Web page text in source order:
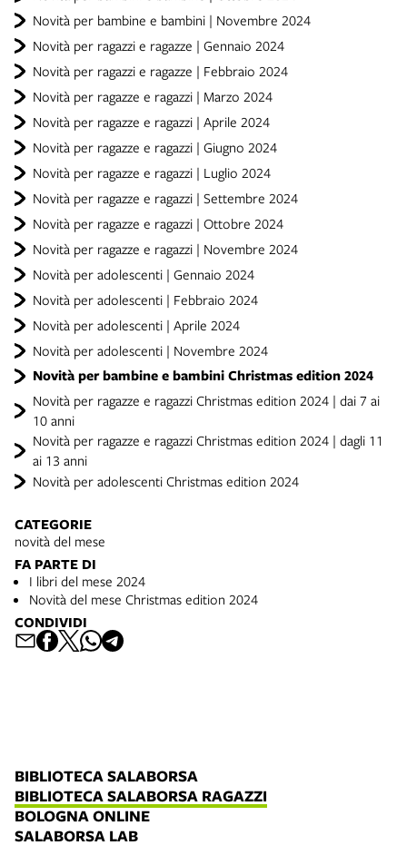
Novità per bambine e bambini | Novembre 2024
Novità per ragazzi e ragazze | Gennaio 2024
Novità per ragazzi e ragazze | Febbraio 2024
Novità per ragazze e ragazzi | Marzo 2024
Novità per ragazze e ragazzi | Aprile 2024
Novità per ragazze e ragazzi | Giugno 2024
Novità per ragazze e ragazzi | Luglio 2024
Novità per ragazze e ragazzi | Settembre 2024
Novità per ragazze e ragazzi | Ottobre 2024
Novità per ragazze e ragazzi | Novembre 2024
Novità per adolescenti | Gennaio 2024
Novità per adolescenti | Febbraio 2024
Novità per adolescenti | Aprile 2024
Novità per adolescenti | Novembre 2024
Novità per bambine e bambini Christmas edition 2024
Novità per ragazze e ragazzi Christmas edition 2024 | dai 7 ai
10 anni
Novità per ragazze e ragazzi Christmas edition 2024 | dagli 11
ai 13 anni
Novità per adolescenti Christmas edition 2024
CATEGORIE
novità del mese
FA PARTE DI
I libri del mese 2024
Novità del mese Christmas edition 2024
CONDIVIDI
BIBLIOTECA SALABORSA
BIBLIOTECA SALABORSA RAGAZZI
BOLOGNA ONLINE
SALABORSA LAB